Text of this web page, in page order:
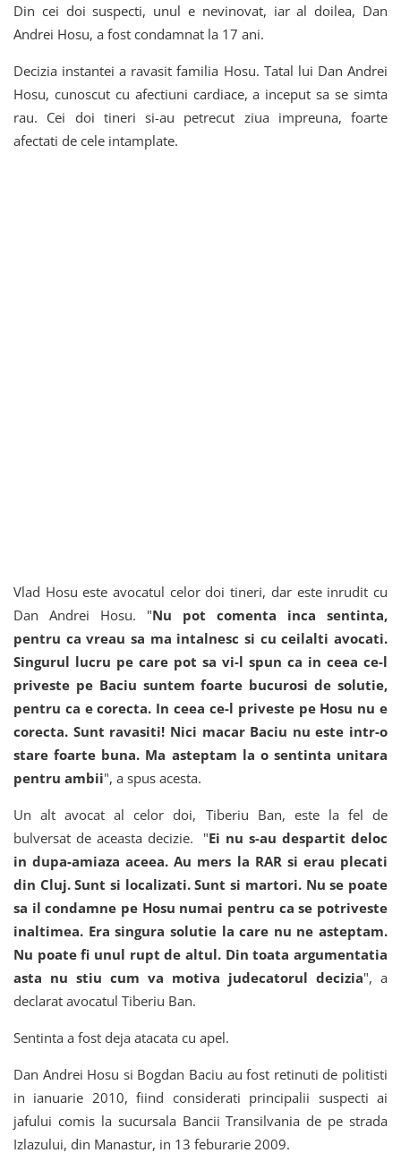
Din cei doi suspecti, unul e nevinovat, iar al doilea, Dan
Andrei Hosu, a fost condamnat la 17 ani.
Decizia instantei a ravasit familia Hosu. Tatal lui Dan Andrei
Hosu, cunoscut cu afectiuni cardiace, a inceput sa se simta
rau. Cei doi tineri si-au petrecut ziua impreuna, foarte
afectati de cele intamplate.
Vlad Hosu este avocatul celor doi tineri, dar este inrudit cu
Dan Andrei Hosu. "Nu pot comenta inca sentinta,
pentru ca vreau sa ma intalnesc si cu ceilalti avocati.
Singurul lucru pe care pot sa vi-l spun ca in ceea ce-l
priveste pe Baciu suntem foarte bucurosi de solutie,
pentru ca e corecta. In ceea ce-l priveste pe Hosu nu e
corecta. Sunt ravasiti! Nici macar Baciu nu este intr-o
stare foarte buna. Ma asteptam la o sentinta unitara
pentru ambii", a spus acesta.
Un alt avocat al celor doi, Tiberiu Ban, este la fel de
bulversat de aceasta decizie. "Ei nu s-au despartit deloc
in dupa-amiaza aceea. Au mers la RAR si erau plecati
din Cluj. Sunt si localizati. Sunt si martori. Nu se poate
sa il condamne pe Hosu numai pentru ca se potriveste
inaltimea. Era singura solutie la care nu ne asteptam.
Nu poate fi unul rupt de altul. Din toata argumentatia
asta nu stiu cum va motiva judecatorul decizia", a
declarat avocatul Tiberiu Ban.
Sentinta a fost deja atacata cu apel.
Dan Andrei Hosu si Bogdan Baciu au fost retinuti de politisti
in ianuarie 2010, fiind considerati principalii suspecti ai
jafului comis la sucursala Bancii Transilvania de pe strada
Izlazului, din Manastur, in 13 feburarie 2009.